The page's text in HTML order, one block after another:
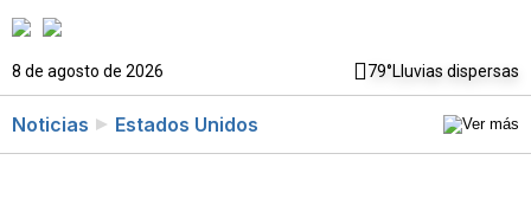
8 de agosto de 2026 79°Lluvias dispersas
Noticias Estados Unidos